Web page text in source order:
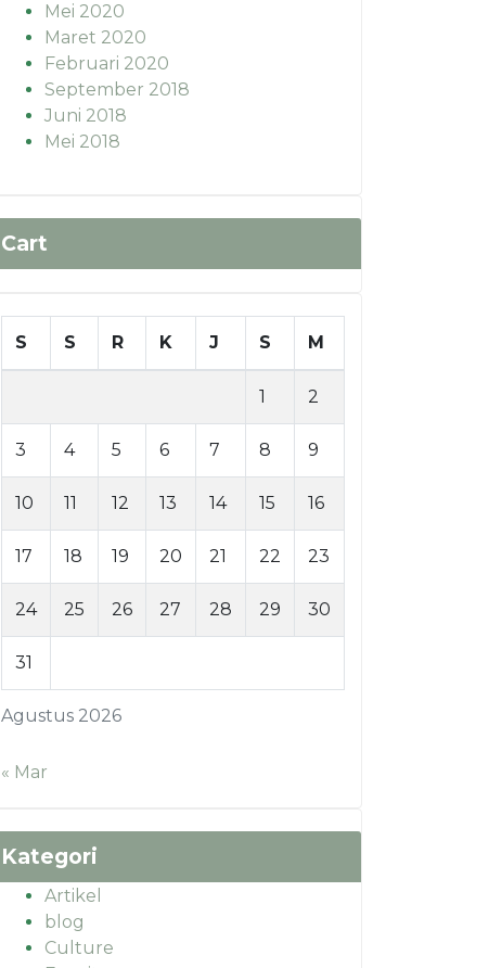
Mei 2020
Maret 2020
Februari 2020
September 2018
Juni 2018
Mei 2018
Cart
Agustus 2026
S S R K J S M
1 2
3 4 5 6 7 8 9
10 11 12 13 14 15 16
17 18 19 20 21 22 23
24 25 26 27 28 29 30
31
« Mar
Kategori
Artikel
blog
Culture